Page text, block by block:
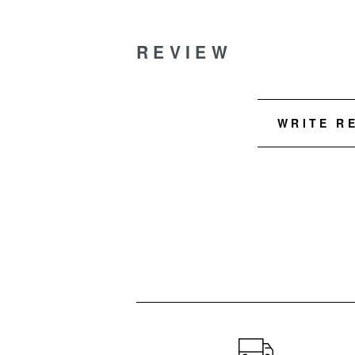
REVIEW
WRITE